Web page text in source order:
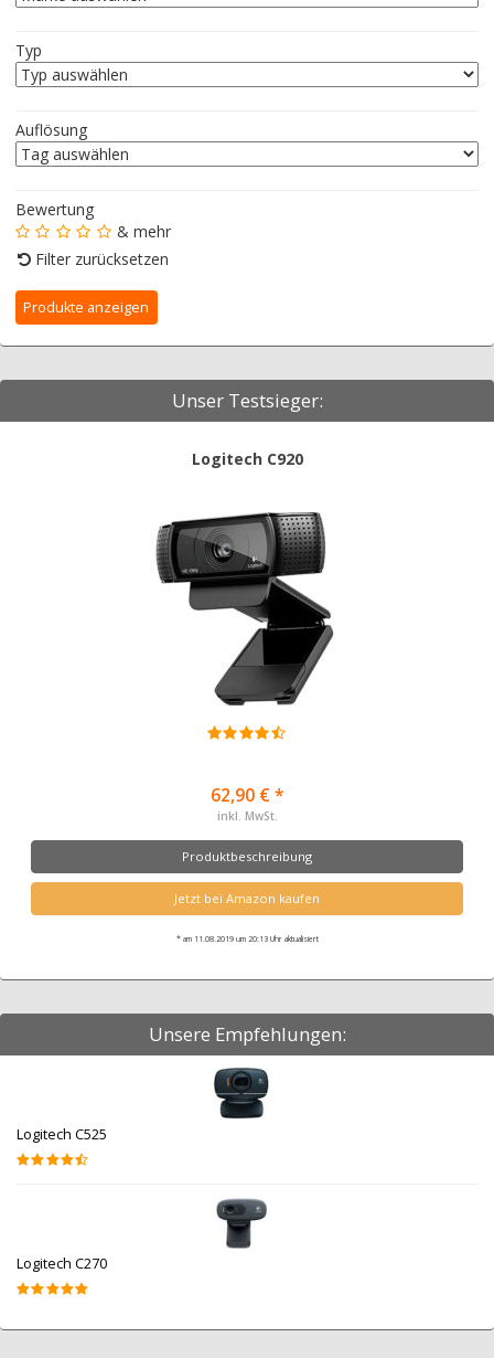
Typ
Auflösung
Bewertung
& mehr
Filter zurücksetzen
Unser Testsieger:
Logitech C920
62,90 € *
inkl. MwSt.
Produktbeschreibung
Jetzt bei Amazon kaufen
* am 11.08.2019 um 20:13 Uhr aktualisiert
Unsere Empfehlungen:
Logitech C525
Logitech C270